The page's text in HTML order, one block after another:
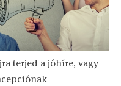
terjed a jóhíre, vagy